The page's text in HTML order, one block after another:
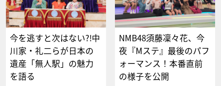
今を逃すと次はない?!中
川家・礼二らが日本の
遺産「無人駅」の魅力
を語る
NMB48須藤凜々花、今
夜『Mステ』最後のパフ
ォーマンス！本番直前
の様子を公開